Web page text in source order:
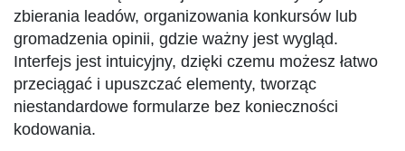
zbierania leadów, organizowania konkursów lub
gromadzenia opinii, gdzie ważny jest wygląd.
Interfejs jest intuicyjny, dzięki czemu możesz łatwo
przeciągać i upuszczać elementy, tworząc
niestandardowe formularze bez konieczności
kodowania.